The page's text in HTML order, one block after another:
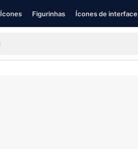
Ícones Figurinhas Ícones de interface